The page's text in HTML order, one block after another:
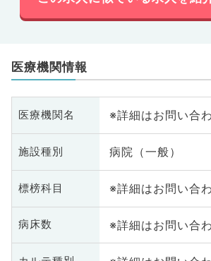
医療機関情報
医療機関名 ※詳細はお問い合
施設種別 病院（一般）
標榜科目 ※詳細はお問い合
病床数 ※詳細はお問い合